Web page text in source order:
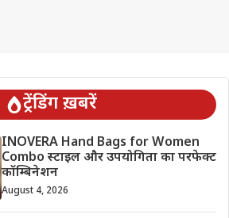
ट्रेंडिंग ख़बरें
INOVERA Hand Bags for Women
Combo स्टाइल और उपयोगिता का परफेक्ट
कॉम्बिनेशन
August 4, 2026